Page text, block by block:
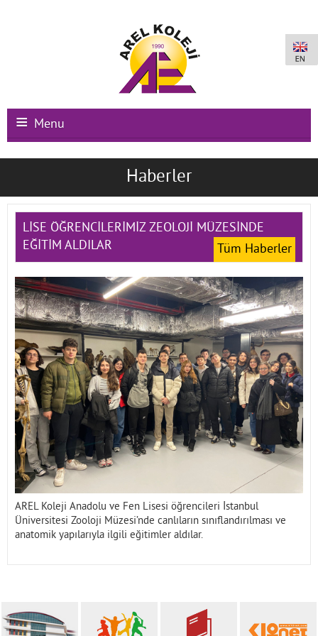
Menu
Ana Sayfa
Okullarımız
Uluslararası Programlar
Kampüs Olanakları
Kayıt-Kabul
İletişim
Haberler
LİSE ÖĞRENCİLERİMİZ ZEOLOJİ MÜZESİNDE
EĞİTİM ALDILAR
Tüm Haberler
AREL Koleji Anadolu ve Fen Lisesi öğrencileri İstanbul
Üniversitesi Zooloji Müzesi’nde canlıların sınıflandırılması ve
anatomik yapılarıyla ilgili eğitimler aldılar.